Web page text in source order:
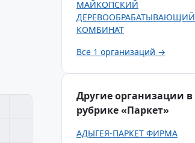
МАЙКОПСКИЙ
ДЕРЕВООБРАБАТЫВАЮЩИЙ
КОМБИНАТ
Все 1 организаций →
Другие организации в
рубрике «Паркет»
АДЫГЕЯ-ПАРКЕТ ФИРМА